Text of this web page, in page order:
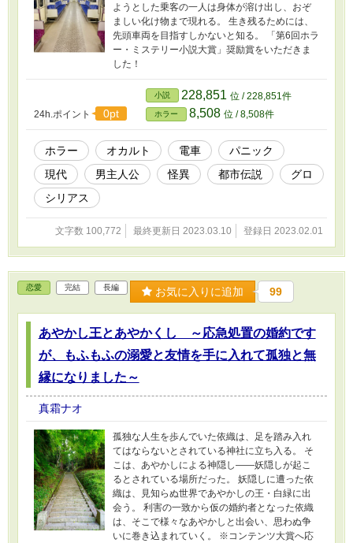
ようとした乗客の一人は身体が溶け出し、おぞ
ましい化け物まで現れる。 生き残るためには、
先頭車両を目指すしかないと知る。 「第6回ホラ
ー・ミステリー小説大賞」奨励賞をいただきま
した！
24h.ポイント 0pt
小説 228,851 位 / 228,851件
ホラー 8,508 位 / 8,508件
ホラー オカルト 電車
パニック
現代
男主人公 怪異 都市伝説
グロ
シリアス
文字数 100,772 最終更新日 2023.03.10 登録日 2023.02.01
恋愛 完結 長編 お気に入りに追加 99
あやかし王とあやかくし ～応急処置の婚約です
が、もふもふの溺愛と友情を手に入れて孤独と無
縁になりました～
真霜ナオ
孤独な人生を歩んでいた依織は、足を踏み入れ
てはならないとされている神社に立ち入る。 そ
こは、あやかしによる神隠し――妖隠しが起こ
るとされている場所だった。 妖隠しに遭った依
織は、見知らぬ世界であやかしの王・白緑に出
会う。 利害の一致から仮の婚約者となった依織
は、そこで様々なあやかしと出会い、思わぬ争
いに巻き込まれていく。 ※コンテンツ大賞へ応